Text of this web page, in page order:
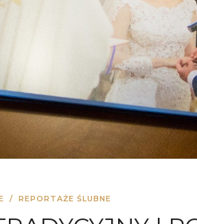
/ REPORTAŻE ŚLUBNE